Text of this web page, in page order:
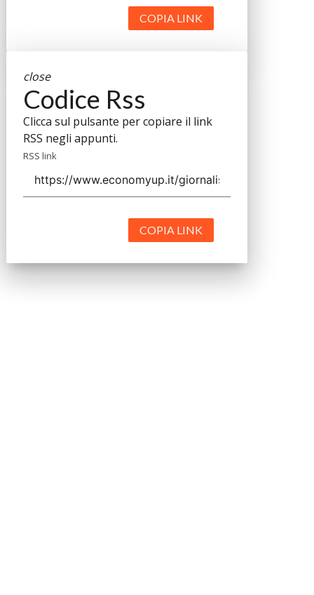
COPIA LINK
close
Codice Rss
Clicca sul pulsante per copiare il link
RSS negli appunti.
RSS link
COPIA LINK